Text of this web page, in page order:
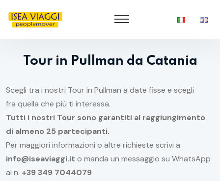
Tour in Pullman da Catania
Scegli tra i nostri Tour in Pullman a date fisse e scegli
fra quella che più ti interessa.
Tutti i nostri Tour sono garantiti al raggiungimento
di almeno 25 partecipanti.
Per maggiori informazioni o altre richieste scrivi a
info@iseaviaggi.it o manda un messaggio su WhatsApp
al n. +39 349 7044079